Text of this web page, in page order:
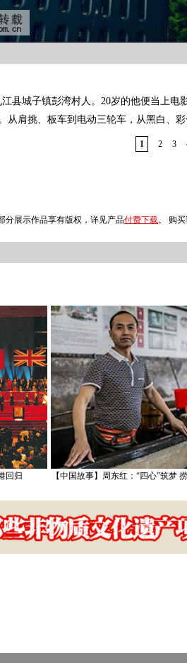
县城子镇彭湾村人。20岁的他便当上电
从肩挑、板车到电动三轮车，从黑白、
1 2 3
分展示作品享有版权，详见产品付费下载。 购